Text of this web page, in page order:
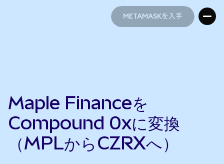
METAMASKを入手
Maple Financeを
Compound 0xに変換
（MPLからCZRXへ）